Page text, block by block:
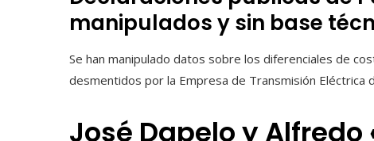
manipulados y sin base
Se han manipulado datos sobre los diferenciales de
desmentidos por la Empresa de Transmisión Eléctrica
José Dapelo y Alfredo